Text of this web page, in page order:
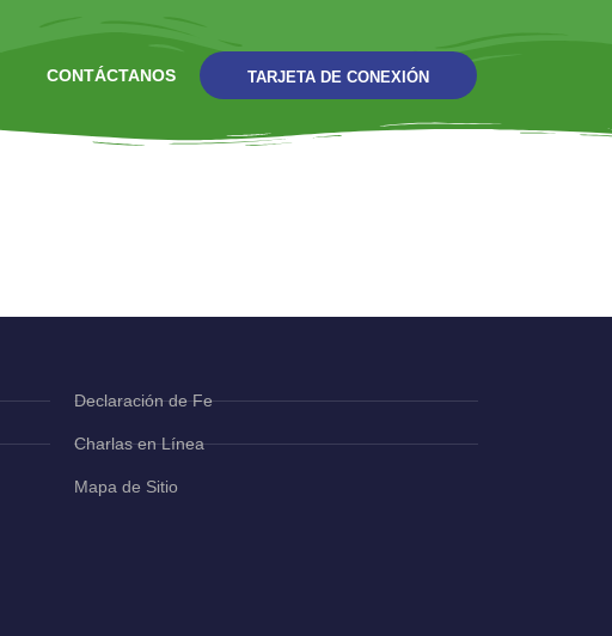
CONTÁCTANOS TARJETA DE CONEXIÓN
Declaración de Fe
Charlas en Línea
Mapa de Sitio